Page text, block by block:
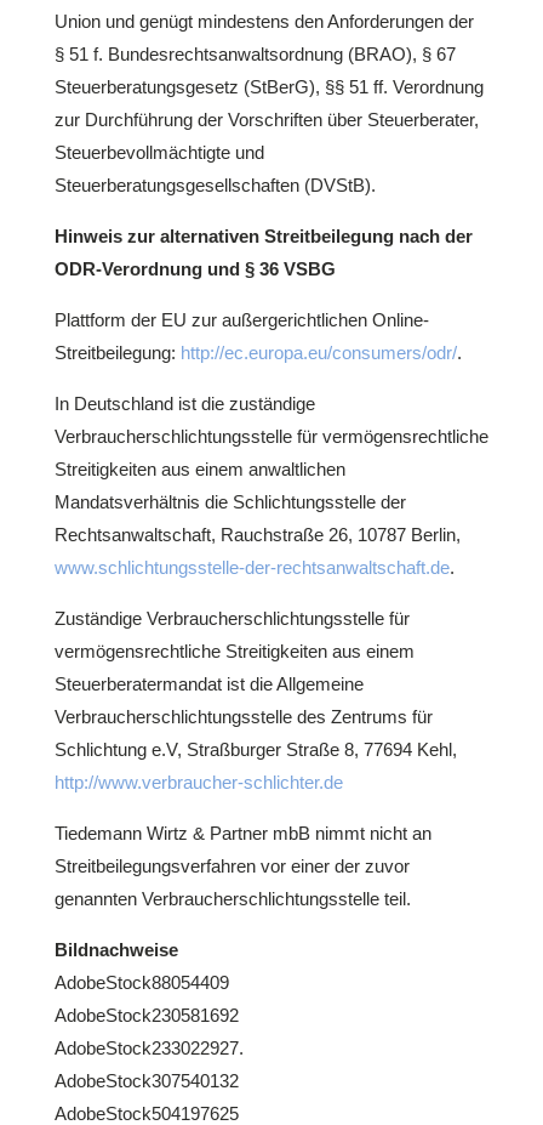
Union und genügt mindestens den Anforderungen der
§ 51 f. Bundesrechtsanwaltsordnung (BRAO), § 67
Steuerberatungsgesetz (StBerG), §§ 51 ff. Verordnung
zur Durchführung der Vorschriften über Steuerberater,
Steuerbevollmächtigte und
Steuerberatungsgesellschaften (DVStB).
Hinweis zur alternativen Streitbeilegung nach der
ODR-Verordnung und § 36 VSBG
Plattform der EU zur außergerichtlichen Online-
Streitbeilegung: http://ec.europa.eu/consumers/odr/.
In Deutschland ist die zuständige
Verbraucherschlichtungsstelle für vermögensrechtliche
Streitigkeiten aus einem anwaltlichen
Mandatsverhältnis die Schlichtungsstelle der
Rechtsanwaltschaft, Rauchstraße 26, 10787 Berlin,
www.schlichtungsstelle-der-rechtsanwaltschaft.de.
Zuständige Verbraucherschlichtungsstelle für
vermögensrechtliche Streitigkeiten aus einem
Steuerberatermandat ist die Allgemeine
Verbraucherschlichtungsstelle des Zentrums für
Schlichtung e.V, Straßburger Straße 8, 77694 Kehl,
http://www.verbraucher-schlichter.de
Tiedemann Wirtz & Partner mbB nimmt nicht an
Streitbeilegungsverfahren vor einer der zuvor
genannten Verbraucherschlichtungsstelle teil.
Bildnachweise
AdobeStock88054409
AdobeStock230581692
AdobeStock233022927.
AdobeStock307540132
AdobeStock504197625